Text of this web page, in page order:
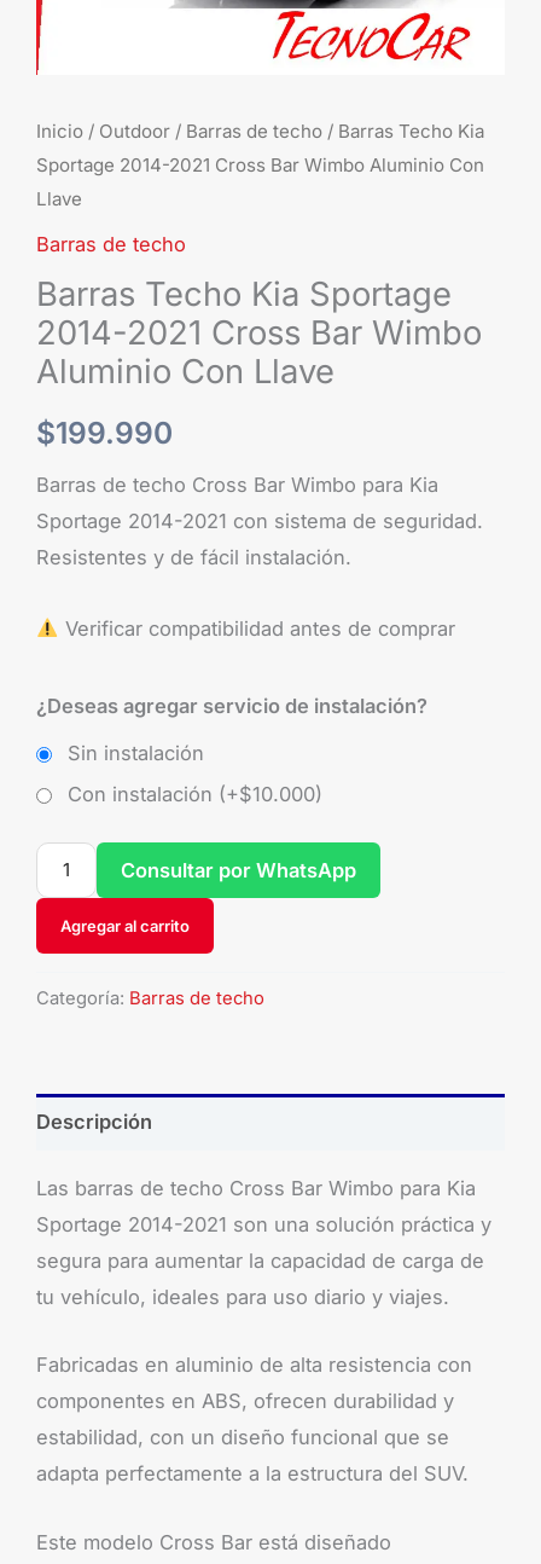
Inicio / Outdoor / Barras de techo / Barras Techo Kia
Sportage 2014-2021 Cross Bar Wimbo Aluminio Con
Llave
Barras de techo
Barras Techo Kia Sportage
2014-2021 Cross Bar Wimbo
Aluminio Con Llave
$199.990
Barras de techo Cross Bar Wimbo para Kia
Sportage 2014-2021 con sistema de seguridad.
Resistentes y de fácil instalación.
Verificar compatibilidad antes de comprar
¿Deseas agregar servicio de instalación?
Sin instalación
Con instalación (+$10.000)
Aluminio
Con
Agregar al carrito
Consultar por WhatsApp
Categoría: Barras de techo
Descripción
Las barras de techo Cross Bar Wimbo para Kia
Sportage 2014-2021 son una solución práctica y
segura para aumentar la capacidad de carga de
tu vehículo, ideales para uso diario y viajes.
Fabricadas en aluminio de alta resistencia con
componentes en ABS, ofrecen durabilidad y
estabilidad, con un diseño funcional que se
adapta perfectamente a la estructura del SUV.
Este modelo Cross Bar está diseñado